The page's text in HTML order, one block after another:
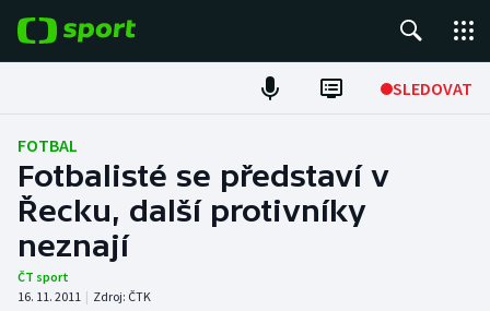
SLEDOVAT
Fotbal
Hokej
Tenis
Atletika
FOTBAL
Fotbalisté se představí v
Řecku, další protivníky
neznají
ČT sport
16. 11. 2011 | Zdroj: ČTK